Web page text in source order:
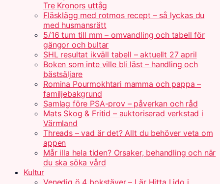
Tre Kronors uttåg
Fläsklägg med rotmos recept – så lyckas du
med husmansrätt
5/16 tum till mm – omvandling och tabell för
gängor och bultar
SHL resultat ikväll tabell – aktuellt 27 april
Boken som inte ville bli läst – handling och
bästsäljare
Romina Pourmokhtari mamma och pappa –
familjebakgrund
Samlag före PSA-prov – påverkan och råd
Mats Skog & Fritid – auktoriserad verkstad i
Värmland
Threads – vad är det? Allt du behöver veta om
appen
Mår illa hela tiden? Orsaker, behandling och när
du ska söka vård
Kultur
Venedig ö 4 bokstäver – Lär Hitta Lido i